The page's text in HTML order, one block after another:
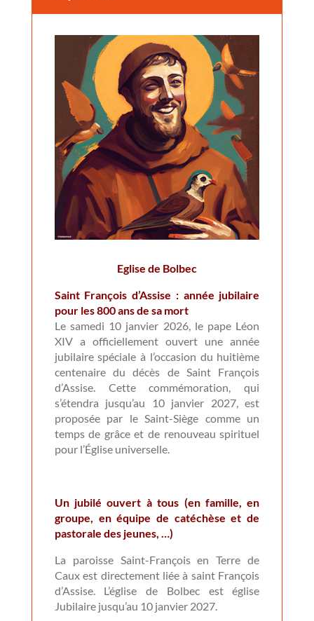
Eglise de Bolbec
Saint François d’Assise : année jubilaire
pour les 800 ans de sa mort
Le samedi 10 janvier 2026, le pape Léon
XIV a officiellement ouvert une année
jubilaire spéciale à l’occasion du huitième
centenaire du décès de Saint François
d’Assise. Cette commémoration, qui
s’étendra jusqu’au 10 janvier 2027, est
proposée par le Saint-Siège comme un
temps de grâce et de renouveau spirituel
pour l’Église universelle.
Un jubilé ouvert à tous (en famille, en
groupe, en équipe de catéchèse et de
pastorale des jeunes, …)
La paroisse Saint-François en Terre de
Caux est directement liée à saint François
d’Assise. L’église de Bolbec est église
Jubilaire jusqu’au 10 janvier 2027.